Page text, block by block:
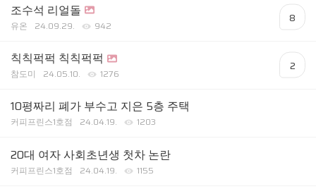
조수석 리얼돌
유온 24.09.29. 942
8
칙칙퍽퍽 칙칙퍽퍽
참도미 24.05.10. 1276
2
10평짜리 폐가 부수고 지은 5층 주택
커피프린스1호점 24.04.19. 1203
20대 여자 사회초년생 첫차 논란
커피프린스1호점 24.04.19. 1155